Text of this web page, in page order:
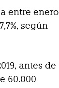
entre enero
según
antes de
60.000